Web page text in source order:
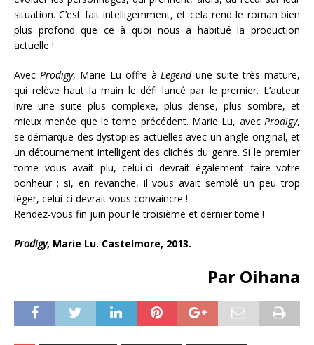
situation. C’est fait intelligemment, et cela rend le roman bien
plus profond que ce à quoi nous a habitué la production
actuelle !
Avec Prodigy, Marie Lu offre àLegendune suite très mature,
qui relève haut la main le défi lancé par le premier. L’auteur
livre une suite plus complexe, plus dense, plus sombre, et
mieux menée que le tome précédent. Marie Lu, avec Prodigy,
se démarque des dystopies actuelles avec un angle original, et
un détournement intelligent des clichés du genre. Si le premier
tome vous avait plu, celui-ci devrait également faire votre
bonheur ; si, en revanche, il vous avait semblé un peu trop
léger, celui-ci devrait vous convaincre !
Rendez-vous fin juin pour le troisième et dernier tome !
Prodigy, Marie Lu. Castelmore, 2013.
Par Oihana